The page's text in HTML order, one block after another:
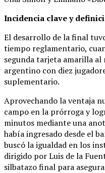
Incidencia clave y
El desarrollo de la final
tiempo reglamentario,
segunda tarjeta amarilla
argentino con diez
suplementario.
Aprovechando la ventaja
campo en la prórroga y
minutos mediante una
había ingresado desde el
buscó la igualdad en los
dirigido por Luis de la
silbatazo final para